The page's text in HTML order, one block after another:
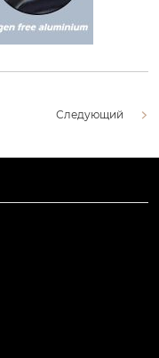
Следующий